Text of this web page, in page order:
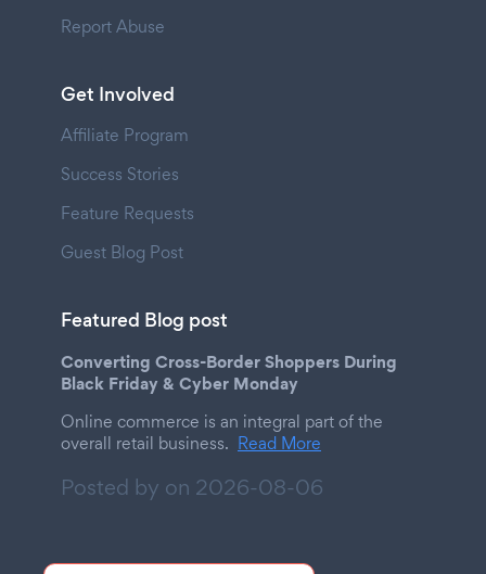
Report Abuse
Get Involved
Affiliate Program
Success Stories
Feature Requests
Guest Blog Post
Featured Blog post
Converting Cross-Border Shoppers During
Black Friday & Cyber Monday
Online commerce is an integral part of the
overall retail business. Read More
Posted by on 2026-08-06